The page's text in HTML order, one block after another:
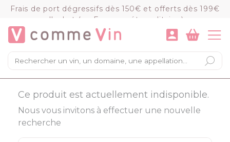
Frais de port dégressifs dès 150€ et offerts dès 199€
d'achat (en France métropolitaine)
×
Mon panier
Chargement du panier...
VOIR LE PANIER COMMANDER
Ce produit est actuellement indisponible.
Nous vous invitons à effectuer une nouvelle
recherche
Panneau de gestion des cookies